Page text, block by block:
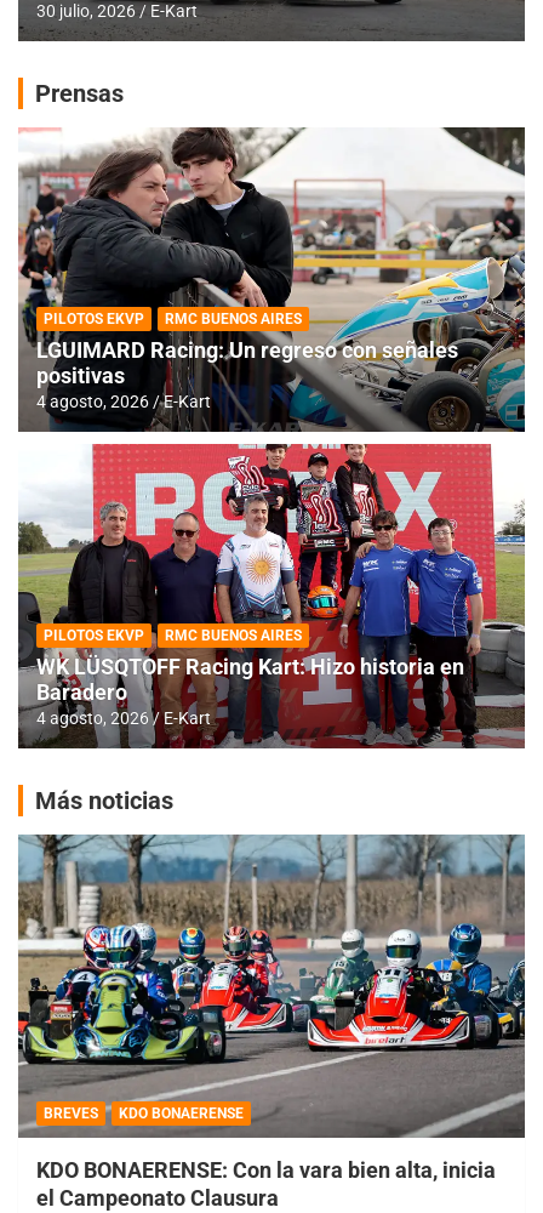
30 julio, 2026 E-Kart
Prensas
PILOTOS EKVP RMC BUENOS AIRES
LGUIMARD Racing: Un regreso con señales
positivas
4 agosto, 2026 E-Kart
PILOTOS EKVP RMC BUENOS AIRES
WK LÜSQTOFF Racing Kart: Hizo historia en
Baradero
4 agosto, 2026 E-Kart
Más noticias
BREVES KDO BONAERENSE
KDO BONAERENSE: Con la vara bien alta, inicia
el Campeonato Clausura